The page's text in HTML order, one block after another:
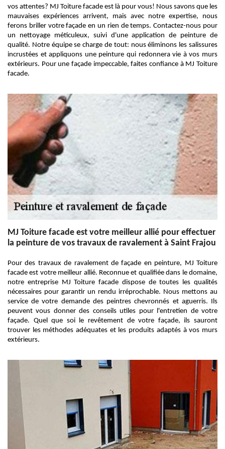
vos attentes? MJ Toiture facade est là pour vous! Nous savons que les
mauvaises expériences arrivent, mais avec notre expertise, nous
ferons briller votre façade en un rien de temps. Contactez-nous pour
un nettoyage méticuleux, suivi d'une application de peinture de
qualité. Notre équipe se charge de tout: nous éliminons les salissures
incrustées et appliquons une peinture qui redonnera vie à vos murs
extérieurs. Pour une façade impeccable, faites confiance à MJ Toiture
facade.
MJ Toiture facade est votre meilleur allié pour effectuer
la peinture de vos travaux de ravalement à Saint Frajou
Pour des travaux de ravalement de façade en peinture, MJ Toiture
facade est votre meilleur allié. Reconnue et qualifiée dans le domaine,
notre entreprise MJ Toiture facade dispose de toutes les qualités
nécessaires pour garantir un rendu irréprochable. Nous mettons au
service de votre demande des peintres chevronnés et aguerris. Ils
peuvent vous donner des conseils utiles pour l'entretien de votre
façade. Quel que soi le revêtement de votre façade, ils sauront
trouver les méthodes adéquates et les produits adaptés à vos murs
extérieurs.